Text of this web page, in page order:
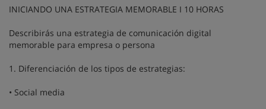
INICIANDO UNA ESTRATEGIA MEMORABLE I 10 HORAS
Describirás una estrategia de comunicación digital
memorable para empresa o persona
1. Diferenciación de los tipos de estrategias:
• Social media